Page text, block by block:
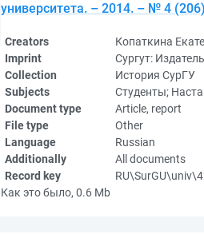
университета. – 2014. – № 4
Creators
Копаткина
Imprint
Сургут:
Collection
История СурГУ
Subjects
Студенты;
Document type
Article, report
File type
Other
Language
Russian
Additionally
All documents
Record key
Как это было, 0.6 Mb